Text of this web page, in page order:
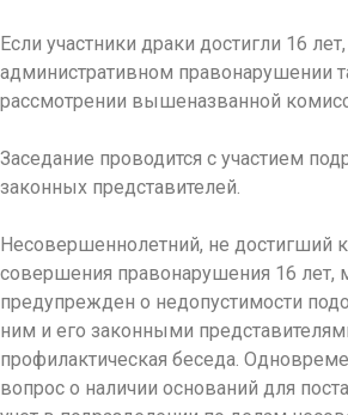
Если участники драки достигли 16
административном правонарушении
рассмотрении вышеназванной
Заседание проводится с участием
законных представителей.
Несовершеннолетний, не достигший
совершения правонарушения 16 лет,
предупрежден о недопустимости
ним и его законными
профилактическая беседа.
вопрос о наличии оснований для